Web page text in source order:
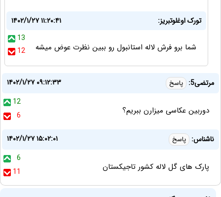
تورک اوغلوتبریز:
۱۴۰۲/۱/۲۷ ۱۱:۲۰:۴۱
13
12
شما برو فرش لاله استانبول رو ببین نظرت عوض میشه
مرتضی5: پاسخ
۱۴۰۲/۱/۲۷ ۰۹:۱۲:۳۳
12
6
دوربین عکاسی میزارن ببریم؟
ناشناس: پاسخ
۱۴۰۲/۱/۲۷ ۱۵:۰۲:۰۱
6
11
پارک های گل لاله کشور تاجیکستان